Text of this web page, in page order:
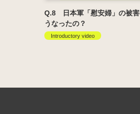
Q.8 日本軍「慰安婦」の被
うなったの？
Introductory video